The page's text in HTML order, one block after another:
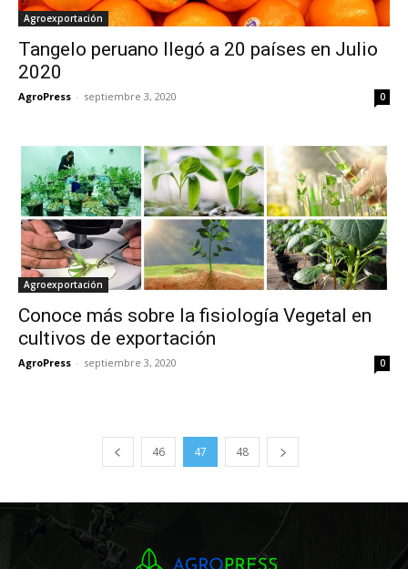
Agroexportación
Tangelo peruano llegó a 20 países en Julio
2020
AgroPress - septiembre 3, 2020 0
Agroexportación
Conoce más sobre la fisiología Vegetal en
cultivos de exportación
AgroPress - septiembre 3, 2020 0
46 47 48